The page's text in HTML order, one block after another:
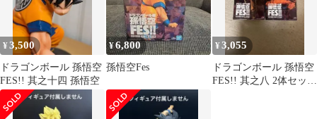
¥3,500
ドラゴンボール 孫悟空
FES!! 其之十四 孫悟空
¥6,800
孫悟空Fes
¥3,055
ドラゴンボール 孫悟空
FES!! 其之八 2体セット